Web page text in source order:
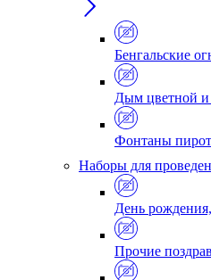
Бенгальские
Дым цветной
Фонтаны
Наборы для
День
Прочие